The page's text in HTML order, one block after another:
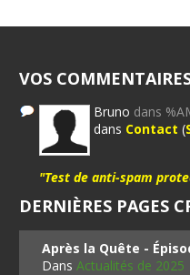
VOS
Bruno dans
dans Contact (
"Test de anti-spam
DERNIÈRES PAGES
Après la Quête -
DansActualités de 2025